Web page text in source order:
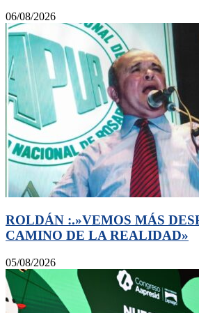
06/08/2026
ROLDÁN :.»VEMOS MÁS
CAMINO DE LA REALIDAD»
05/08/2026